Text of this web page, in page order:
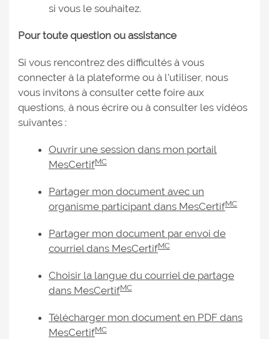
si vous le souhaitez.
Pour toute question ou assistance
Si vous rencontrez des difficultés à vous
connecter à la plateforme ou à l’utiliser, nous
vous invitons à consulter cette foire aux
questions, à nous écrire ou à consulter les vidéos
suivantes :
Ouvrir une session dans mon portail
MesCertifMC
Partager mon document avec un
organisme participant dans MesCertifMC
Partager mon document par envoi de
courriel dans MesCertifMC
Choisir la langue du courriel de partage
dans MesCertifMC
Télécharger mon document en PDF dans
MesCertifMC